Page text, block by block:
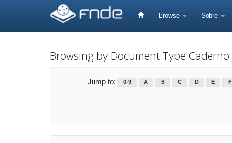
Browse Sobre
Browsing by Document Type Caderno
Jump to: 0-9 A B C D E F